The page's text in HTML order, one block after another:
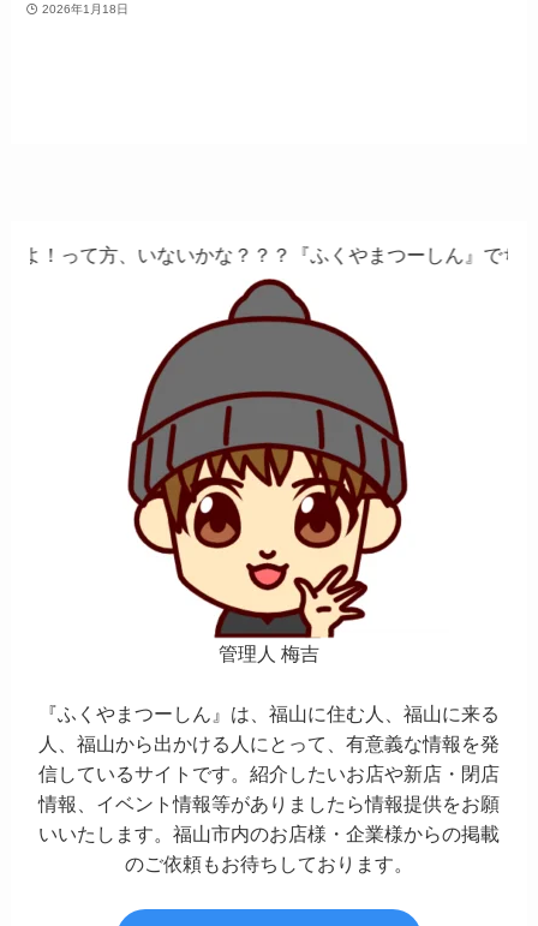
2026年1月18日
いないかな？？？『ふくやまつーしん』でちょっとしたバ
管理人 梅吉
『ふくやまつーしん』は、福山に住む人、福山に来る
人、福山から出かける人にとって、有意義な情報を発
信しているサイトです。紹介したいお店や新店・閉店
情報、イベント情報等がありましたら情報提供をお願
いいたします。福山市内のお店様・企業様からの掲載
のご依頼もお待ちしております。